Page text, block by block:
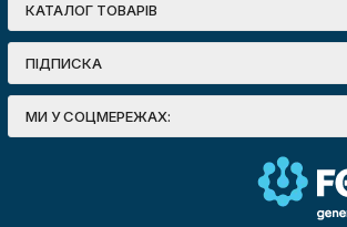
КАТАЛОГ ТОВАРІВ
ПІДПИСКА
МИ У СОЦМЕРЕЖАХ: